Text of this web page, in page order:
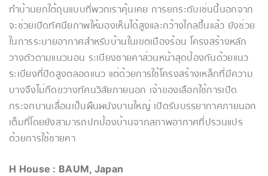
ทำบ้านยกใต้ถุนแบบที่พวกเราคุ้นเคย การยกระดับเช่นนี้นอกจาก
จะช่วยเปิดทัศนียภาพให้มองเห็นได้สูงและกว้างไกลขึ้นแล้ว ยังช่วย
ในการระบายอากาศสำหรับบ้านในเขตเมืองร้อน โครงสร้างหลัก
วางตัวตามแนวนอน ระเบียงชายคาส่วนหน้าสุดป้องกันด้วยแนว
ระเบียงที่ปิดสูงตลอดแนว แต่ด้วยการใช้โครงสร้างเหล็กที่มีความ
บางจึงไม่กีดขวางทัศนวิสัยภายนอก เจ้าของเลือกใช้การเปิด
กระจกบานเลื่อนเป็นผืนผนังบานใหญ่ เปิดรับบรรยากาศภายนอก
เต็มที่โดยยังสามารถปกป้องบ้านจากสภาพอากาศที่ปรวนแปร
ด้วยการใช้ชายคา
H House : BAUM, Japan